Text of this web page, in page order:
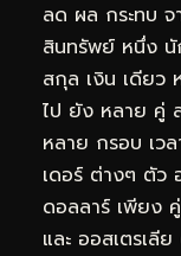
ลด ผล กระทบ
สินทรัพย์ หนึ่ง นั
สกุล เงิน เดียว
ไป ยัง หลาย คู่
หลาย กรอบ เว
เดอร์ ต่างๆ ตัว
ดอลลาร์ เพียง
และ ออสเตรเลี